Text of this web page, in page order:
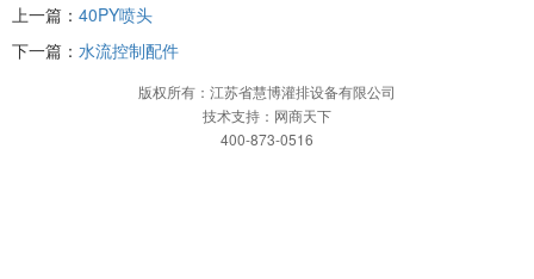
上一篇： 40PY喷头
下一篇： 水流控制配件
版权所有：江苏省慧博灌排设备有限公司
技术支持：网商天下
400-873-0516